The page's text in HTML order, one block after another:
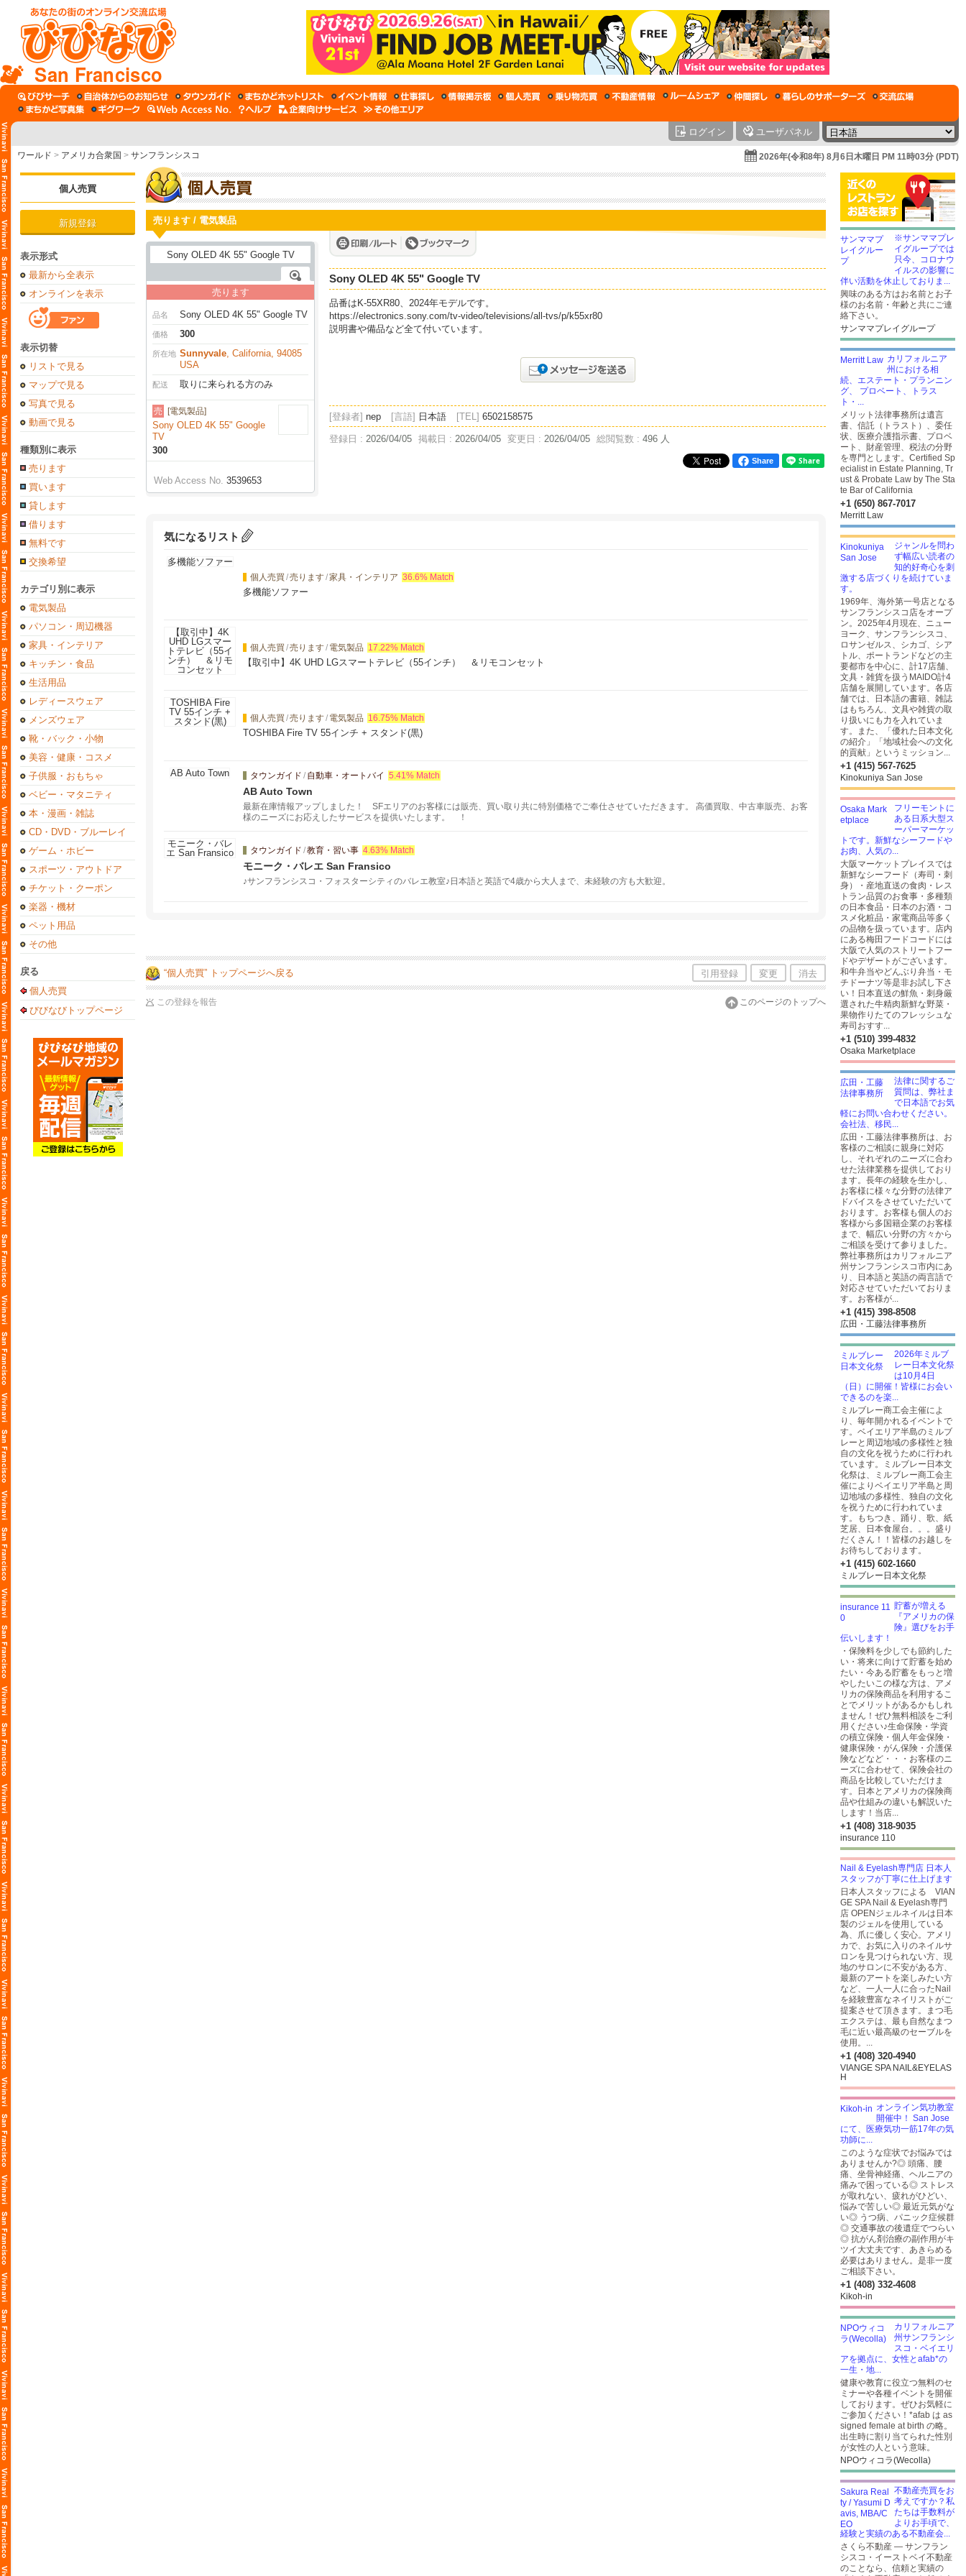
San Francisco
ログイン ユーザパネル
ワールド > アメリカ合衆国 > サンフランシスコ 2026年(令和8年) 8月6日木曜日 PM 11時03分 (PDT)
個人売買
新規登録
表示形式
最新から全表示
オンラインを表示
表示切替
リストで見る
マップで見る
写真で見る
動画で見る
種類別に表示
売ります
買います
貸します
借ります
無料です
交換希望
カテゴリ別に表示
電気製品
パソコン・周辺機器
家具・インテリア
キッチン・食品
生活用品
レディースウェア
メンズウェア
靴・バック・小物
美容・健康・コスメ
子供服・おもちゃ
ベビー・マタニティ
本・漫画・雑誌
CD・DVD・ブルーレイ
ゲーム・ホビー
スポーツ・アウトドア
チケット・クーポン
楽器・機材
ペット用品
その他
戻る
個人売買
びびなびトップページ
売ります / 電気製品
売ります
品名 Sony OLED 4K 55" Google TV
価格 300
所在地 Sunnyvale, California, 94085
USA
配送 取りに来られる方のみ
売 [電気製品]
Sony OLED 4K 55" Google
TV
300
Web Access No. 3539653
Sony OLED 4K 55" Google TV
品番はK-55XR80、2024年モデルです。
https://electronics.sony.com/tv-video/televisions/all-tvs/p/k55xr80
説明書や備品など全て付いています。
[登録者] nep [言語] 日本語 [TEL] 6502158575
登録日 : 2026/04/05 掲載日 : 2026/04/05 変更日 : 2026/04/05 総閲覧数 : 496 人
Share
気になるリスト
個人売買 /売ります/家具・インテリア 36.6% Match
多機能ソファー
個人売買 /売ります/ 電気製品 17.22% Match
【取引中】4K UHD LGスマートテレビ（55インチ） ＆リモコンセット
個人売買 /売ります/ 電気製品 16.75% Match
TOSHIBA Fire TV 55インチ + スタンド(黒)
タウンガイド / 自動車・オートバイ 5.41% Match
AB Auto Town
最新在庫情報アップしました！ SFエリアのお客様には販売、買い取り共に特別価格でご奉仕させていただきます。 高価買取、中古車販売、お客
様のニーズにお応えしたサービスを提供いたします。 ！
タウンガイド /教育・習い事 4.63% Match
モニーク・バレエ San Fransico
♪サンフランシスコ・フォスターシティのバレエ教室♪日本語と英語で4歳から大人まで、未経験の方も大歓迎。
“個人売買” トップページへ戻る 引用登録 変更 消去
この登録を報告 このページのトップへ
※サンママプレ
イグループでは
只今、コロナウ
イルスの影響に
伴い活動を休止しておりま...
興味のある方はお名前とお子
様のお名前・年齢と共にご連
絡下さい。
サンママプレイグループ
カリフォルニア
州における相
続、エステート・プランニン
グ、 プロベート、トラス
ト・...
メリット法律事務所は遺言
書、信託（トラスト）、委任
状、医療介護指示書、プロベ
ート、財産管理、税法の分野
を専門とします。Certified Sp
ecialist in Estate Planning, Tr
ust & Probate Law by The Sta
te Bar of California
+1 (650) 867-7017
Merritt Law
ジャンルを問わ
ず幅広い読者の
知的好奇心を刺
激する店づくりを続けていま
す。
1969年、海外第一号店となる
サンフランシスコ店をオープ
ン。2025年4月現在、ニュー
ヨーク、サンフランシスコ、
ロサンゼルス、シカゴ、シア
トル、ポートランドなどの主
要都市を中心に、計17店舗、
文具・雑貨を扱うMAIDO計4
店舗を展開しています。各店
舗では、日本語の書籍、雑誌
はもちろん、文具や雑貨の取
り扱いにも力を入れていま
す。また、「優れた日本文化
の紹介」「地域社会への文化
的貢献」というミッション...
+1 (415) 567-7625
Kinokuniya San Jose
フリーモントに
ある日系大型ス
ーパーマーケッ
トです。新鮮なシーフードや
お肉、人気の...
大阪マーケットプレイスでは
新鮮なシーフード（寿司・刺
身）・産地直送の食肉・レス
トラン品質のお食事・多種類
の日本食品・日本のお酒・コ
スメ化粧品・家電商品等多く
の品物を扱っています。店内
にある梅田フードコードには
大阪で人気のストリートフー
ドやデザートがございます。
和牛弁当やどんぶり弁当・モ
チドーナツ等是非お試し下さ
い！日本直送の鮮魚・刺身厳
選された牛精肉新鮮な野菜・
果物作りたてのフレッシュな
寿司おすす...
+1 (510) 399-4832
Osaka Marketplace
法律に関するご
質問は、弊社ま
で日本語でお気
軽にお問い合わせください。
会社法、移民...
広田・工藤法律事務所は、お
客様のご相談に親身に対応
し、それぞれのニーズに合わ
せた法律業務を提供しており
ます。長年の経験を生かし、
お客様に様々な分野の法律ア
ドバイスをさせていただいて
おります。お客様も個人のお
客様から多国籍企業のお客様
まで、幅広い分野の方々から
ご相談を受けて参りました。
弊社事務所はカリフォルニア
州サンフランシスコ市内にあ
り、日本語と英語の両言語で
対応させていただいておりま
す。お客様が...
+1 (415) 398-8508
広田・工藤法律事務所
2026年ミルブ
レー日本文化祭
は10月4日
（日）に開催！皆様にお会い
できるのを楽...
ミルブレー商工会主催によ
り、毎年開かれるイベントで
す。ベイエリア半島のミルブ
レーと周辺地域の多様性と独
自の文化を祝うために行われ
ています。ミルブレー日本文
化祭は、ミルブレー商工会主
催によりベイエリア半島と周
辺地域の多様性、独自の文化
を祝うために行われていま
す。もちつき、踊り、歌、紙
芝居、日本食屋台。。。盛り
だくさん！！皆様のお越しを
お待ちしております。
+1 (415) 602-1660
ミルブレー日本文化祭
貯蓄が増える
『アメリカの保
険』選びをお手
伝いします！
・保険料を少しでも節約した
い・将来に向けて貯蓄を始め
たい・今ある貯蓄をもっと増
やしたいこの様な方は、アメ
リカの保険商品を利用するこ
とでメリットがあるかもしれ
ません！ぜひ無料相談をご利
用ください♪生命保険・学資
の積立保険・個人年金保険・
健康保険・がん保険・介護保
険などなど・・・お客様のニ
ーズに合わせて、保険会社の
商品を比較していただけま
す。日本とアメリカの保険商
品や仕組みの違いも解説いた
します！当店...
+1 (408) 318-9035
insurance 110
Nail & Eyelash専門店 日本人
スタッフが丁寧に仕上げます
日本人スタッフによる VIAN
GE SPA Nail & Eyelash専門
店 OPENジェルネイルは日本
製のジェルを使用している
為、爪に優しく安心。アメリ
カで、お気に入りのネイルサ
ロンを見つけられない方、現
地のサロンに不安がある方、
最新のアートを楽しみたい方
など、一人一人に合ったNail
を経験豊富なネイリストがご
提案させて頂きます。まつ毛
エクステは、最も自然なまつ
毛に近い最高級のセーブルを
使用。...
+1 (408) 320-4940
VIANGE SPA NAIL&EYELAS
H
オンライン気功教室
開催中！ San Jose
にて、医療気功一筋17年の気
功師に...
このような症状でお悩みでは
ありませんか?◎ 頭痛、腰
痛、坐骨神経痛、ヘルニアの
痛みで困っている◎ ストレス
が取れない、疲れがひどい、
悩みで苦しい◎ 最近元気がな
い◎ うつ病、パニック症候群
◎ 交通事故の後遺症でつらい
◎ 抗がん剤治療の副作用がキ
ツイ大丈夫です、あきらめる
必要はありません。是非一度
ご相談下さい。
+1 (408) 332-4608
Kikoh-in
カリフォルニア
州サンフランシ
スコ・ベイエリ
アを拠点に、女性とafab*の
一生・地...
健康や教育に役立つ無料のセ
ミナーや各種イベントを開催
しております。ぜひお気軽に
ご参加ください！*afab は as
signed female at birth の略。
出生時に割り当てられた性別
が女性の人という意味。
NPOウィコラ(Wecolla)
不動産売買をお
考えですか？私
たちは手数料が
よりお手頃で、
経験と実績のある不動産会...
さくら不動産 — サンフラン
シスコ・イーストベイ不動産
のことなら、信頼と実績の